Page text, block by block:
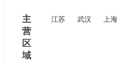
主
营
区
域
江苏 武汉 上海